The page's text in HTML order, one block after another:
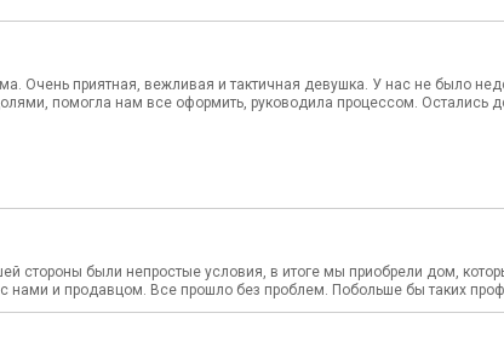
Очень приятная, вежливая и тактичная девушка. У нас не было
помогла нам все оформить, руководила процессом. Остались
стороны были непростые условия, в итоге мы приобрели дом,
нами и продавцом. Все прошло без проблем. Побольше бы таких